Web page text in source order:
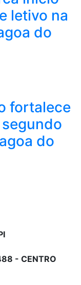
letivo na
do
fortalece
do
- CENTRO